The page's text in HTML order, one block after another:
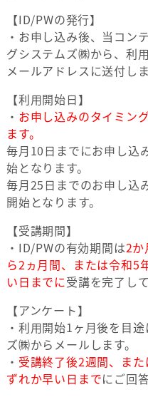
【ID/PWの発行】
・お申し込み後、当コン
グシステムズ㈱から、利
メールアドレスに送付しま
【利用開始日】
・ お申し込みのタイミン
ます。
毎月10日までにお申し込
始となります。
毎月25日までのお申し込
開始となります。
【受講期間】
・ID/PWの有効期間は2か
ら2ヵ月間、または令和5
い日までに受講を完了し
【アンケート】
・利用開始1ヶ月後を目
ズ㈱からメールします。
・ 受講終了後2週間、ま
ずれか早い日までにご回